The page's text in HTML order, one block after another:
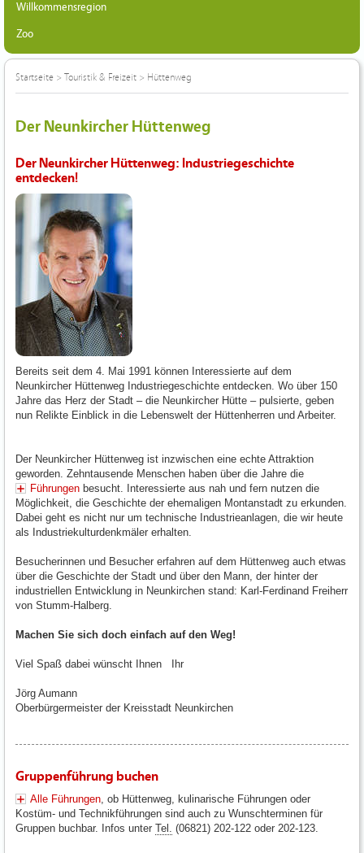
Willkommensregion
Zoo
Startseite > Touristik & Freizeit > Hüttenweg
Der Neunkircher Hüttenweg
Der Neunkircher Hüttenweg: Industriegeschichte
entdecken!
Bereits seit dem 4. Mai 1991 können Interessierte auf dem
Neunkircher Hüttenweg Industriegeschichte entdecken. Wo über 150
Jahre das Herz der Stadt – die Neunkircher Hütte – pulsierte, geben
nun Relikte Einblick in die Lebenswelt der Hüttenherren und Arbeiter.
Der Neunkircher Hüttenweg ist inzwischen eine echte Attraktion
geworden. Zehntausende Menschen haben über die Jahre die
Führungen besucht. Interessierte aus nah und fern nutzen die
Möglichkeit, die Geschichte der ehemaligen Montanstadt zu erkunden.
Dabei geht es nicht nur um technische Industrieanlagen, die wir heute
als Industriekulturdenkmäler erhalten.
Besucherinnen und Besucher erfahren auf dem Hüttenweg auch etwas
über die Geschichte der Stadt und über den Mann, der hinter der
industriellen Entwicklung in Neunkirchen stand: Karl-Ferdinand Freiherr
von Stumm-Halberg.
Machen Sie sich doch einfach auf den Weg!
Viel Spaß dabei wünscht Ihnen Ihr
Jörg Aumann
Oberbürgermeister der Kreisstadt Neunkirchen
Gruppenführung buchen
Alle Führungen, ob Hüttenweg, kulinarische Führungen oder
Kostüm- und Technikführungen sind auch zu Wunschterminen für
Gruppen buchbar. Infos unter Tel. (06821) 202-122 oder 202-123.